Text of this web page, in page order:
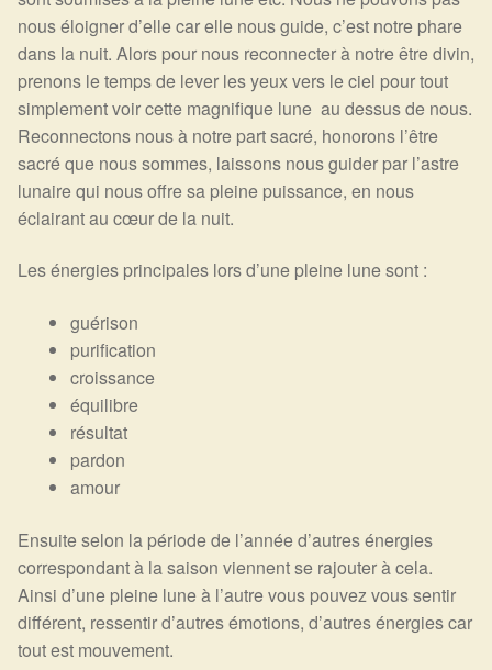
Arts Divinatoires : Percez les Mystères de l’Invisible
Magie: Le Savoir des Sorcières
Protection énergétique : Trouvez votre bouclier
intérieur
La roue de l’année
Mon compte
Validation de la commande
Détails du compte
Commandes
Panier
nous éloigner d’elle car elle nous guide, c’est notre phare
dans la nuit. Alors pour nous reconnecter à notre être divin,
prenons le temps de lever les yeux vers le ciel pour tout
simplement voir cette magnifique lune au dessus de nous.
Reconnectons nous à notre part sacré, honorons l’être
sacré que nous sommes, laissons nous guider par l’astre
lunaire qui nous offre sa pleine puissance, en nous
éclairant au cœur de la nuit.
Les énergies principales lors d’une pleine lune sont :
guérison
purification
croissance
équilibre
résultat
pardon
amour
Ensuite selon la période de l’année d’autres énergies
correspondant à la saison viennent se rajouter à cela.
Ainsi d’une pleine lune à l’autre vous pouvez vous sentir
différent, ressentir d’autres émotions, d’autres énergies car
tout est mouvement.